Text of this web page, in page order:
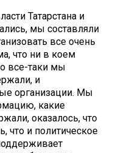
Татарстана и
мы составляли
все очень
что ни в коем
все-таки мы
и
организации. Мы
какие
оказалось, что
что и политическое